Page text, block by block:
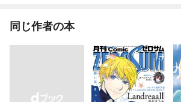
同じ作者の本